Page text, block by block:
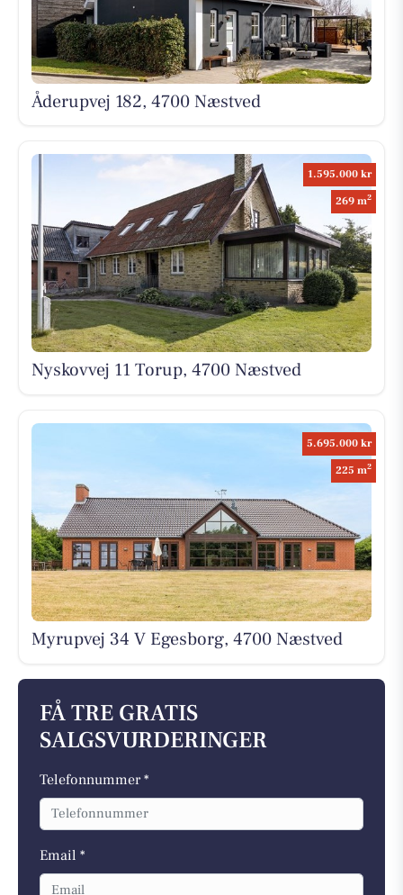
Åderupvej 182, 4700 Næstved
1.595.000 kr
269 m2
Nyskovvej 11 Torup, 4700 Næstved
5.695.000 kr
225 m2
Myrupvej 34 V Egesborg, 4700 Næstved
FÅ TRE GRATIS
SALGSVURDERINGER
Telefonnummer *
Email *